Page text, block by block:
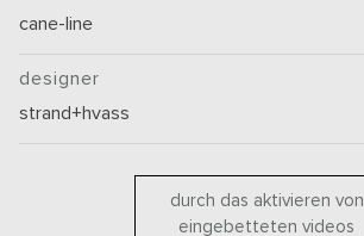
cane-line
designer
strand+hvass
durch das aktivieren von
eingebetteten videos